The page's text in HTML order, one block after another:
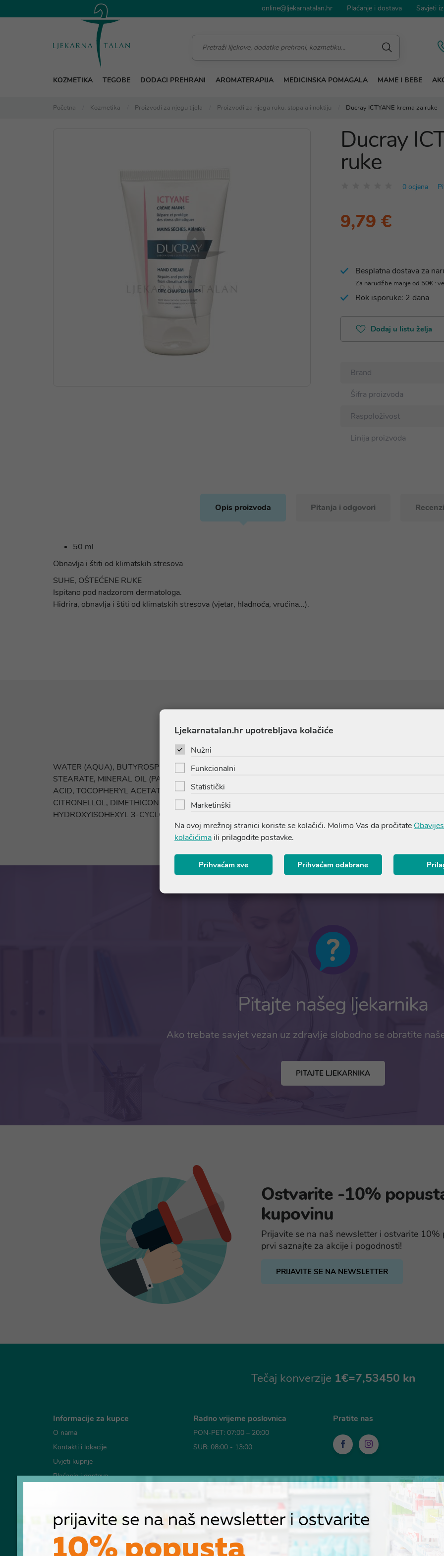
online@ljekarnatalan.hr Plaćanje i dostava Savjeti
KOZMETIKA TEGOBE DODACI PREHRANI AROMATERAPIJA MEDICINSKA POMAGALA MAME I BEBE
Početna Kozmetika Proizvodi za njegu tijela Proizvodi za njega ruku, stopala i noktiju Ducray ICTYANE krema za ruke
Ducray
ruke
0 ocjena
9,79 €
Besplatna dostava za
Za narudžbe manje od 50€ :
Rok isporuke: 2 dana
Dodaj u listu želja
Brand
Šifra proizvoda
Raspoloživost
Linija proizvoda
Opis proizvoda Pitanja i odgovori
50 ml
Obnavlja i štiti od klimatskih stresova
SUHE, OŠTEĆENE RUKE
Ispitano pod nadzorom dermatologa.
Hidrira, obnavlja i štiti od klimatskih stresova (vjetar, hladnoća, vrućina...).
Sastojci
WATER (AQUA), BUTYROSPERMUM PARKII (SHEA) BUTTER (BUTYROSPERMUM PARKII BUTTER),
STEARATE, MINERAL OIL (PARAFFINUM LIQUIDUM), HEXYLENE GLYCOL, DIMETHICONE, CETEARYL
ACID, TOCOPHERYL ACETATE, TREHALOSE, ALPHA-ISOMETHYL IONONE, BENZYL SALICYLATE,
CITRONELLOL, DIMETHICONOL, FRAGRANCE (PARFUM), GERANIOL, HYDROGENATED STARCH
HYDROXYISOHEXYL 3-CYCLOHEXENE CARBOXALDEHYDE, LIMONENE, LINALOOL, SODIUM
Pitajte našeg ljekarnika
Ako trebate savjet vezan uz zdravlje slobodno se obratite
PITAJTE LJEKARNIKA
Ostvarite -10%
kupovinu
Prijavite se na naš newsletter i ostvarite
prvi saznajte za akcije i pogodnosti!
PRIJAVITE SE NA NEWSLETTER
Tečaj konverzije 1€=7,53450 kn
Informacije za kupce
O nama
Kontakti i lokacije
Uvjeti kupnje
Plaćanje i dostava
Pravila privatnosti
RASKID UGOVORA
Radno vrijeme poslovnica
PON-PET: 07:00 – 20:00
SUB: 08:00 - 13:00
Pratite nas
Mogućnosti plaćanja
Ljekarnatalan.hr upotrebljava kolačiće
Nužni
Funkcionalni
Statistički
Marketinški
Na ovoj mrežnoj stranici koriste se kolačići. Molimo Vas da pročitate
kolačićima ili prilagodite postavke.
Prihvaćam sve Prihvaćam odabrane